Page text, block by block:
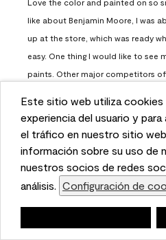
This website uses cookies to
and to analyze performance
We also share information
with our social media,
partners. Cookie Settings
Este sitio web utiliza cookies
experiencia del usuario y
el tráfico en nuestro sitio
información sobre su uso de
nuestros socios de redes
análisis. Configuración de
Love the color and painted on so
like about Benjamin Moore, I was
up at the store, which was ready
easy. One thing I would like to see
paints. Other major competitors
Helpful? (0 (0)
Load